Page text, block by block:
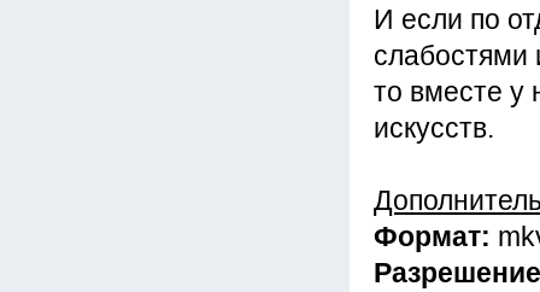
И если по
то вместе у
искусств.
Формат: